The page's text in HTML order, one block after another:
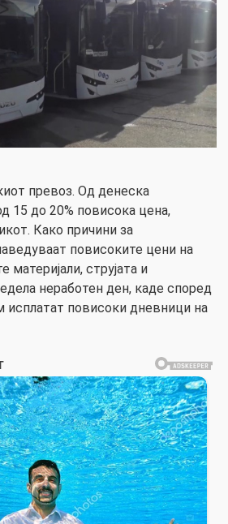
превоз. Од денеска
15 до 20% повисока цена,
Како причини за
повисоките цени на
материјали, струјата и
неработен ден, каде според
исплатат повисоки дневници на